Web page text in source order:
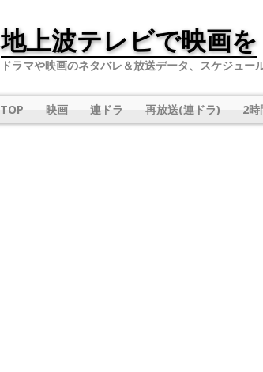
地上波テレビで映画を
ドラマや映画のネタバレ＆放送データ、スケジュー
TOP 映画 連ドラ 再放送(連ドラ) 2時